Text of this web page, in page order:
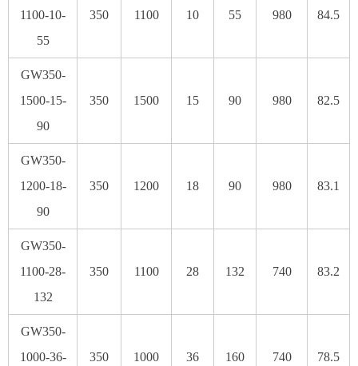
1100-10-
55
350 1100 10 55 980 84.5
GW350-
1500-15-
90
350 1500 15 90 980 82.5
GW350-
1200-18-
90
350 1200 18 90 980 83.1
GW350-
1100-28-
132
350 1100 28 132 740 83.2
GW350-
1000-36-
350 1000 36 160 740 78.5